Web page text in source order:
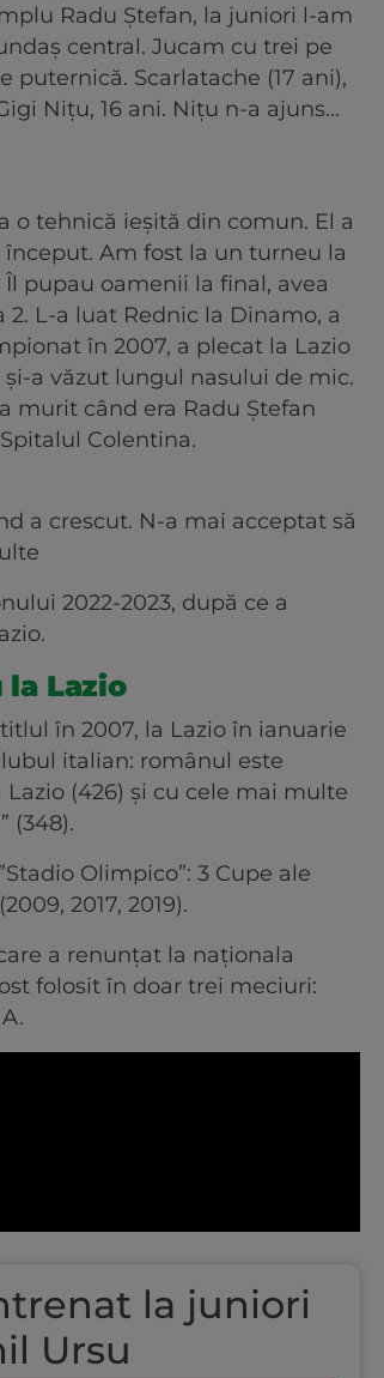
Radu Ștefan, la juniori l-am
central. Jucam cu trei pe
puternică. Scarlatache (17 ani),
Nițu, 16 ani. Nițu n-a ajuns...
o tehnică ieșită din comun. El a
Am fost la un turneu la
pupau oamenii la final, avea
L-a luat Rednic la Dinamo, a
în 2007, a plecat la Lazio
a văzut lungul nasului de mic.
murit când era Radu Ștefan
Colentina.
a crescut. N-a mai acceptat să
2022-2023, după ce a
la Lazio
în 2007, la Lazio în ianuarie
italian: românul este
(426) și cu cele mai multe
(348).
Olimpico”: 3 Cupe ale
2017, 2019).
a renunțat la naționala
folosit în doar trei meciuri:
la juniori
Ursu